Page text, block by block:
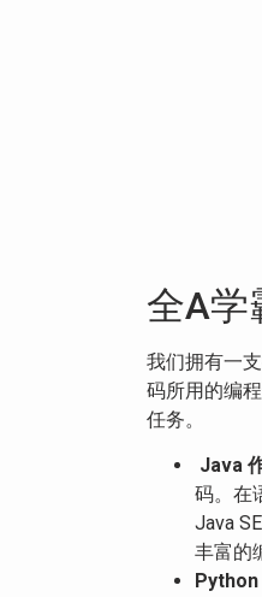
全A学
我们拥有一
码所用的编
任务。
Java
码。在
Java
丰富的
Python